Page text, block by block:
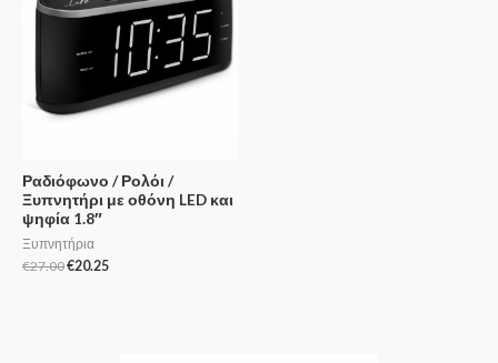
Ραδιόφωνο / Ρολόι /
Ξυπνητήρι με οθόνη LED και
ψηφία 1.8″
Ξυπνητήρια
€27.00€20.25